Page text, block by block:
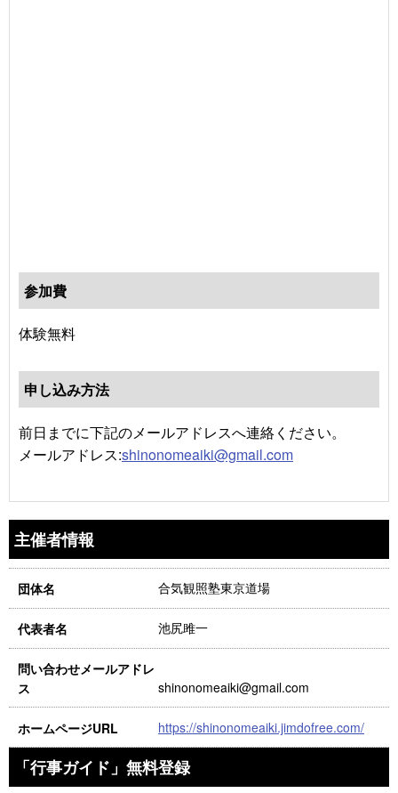
参加費
体験無料
申し込み方法
前日までに下記のメールアドレスへ連絡ください。
メールアドレス:shinonomeaiki@gmail.com
主催者情報
団体名 合気観照塾東京道場
代表者名 池尻雎一
問い合わせメールアドレ
ス
shinonomeaiki@gmail.com
ホームページURL https://shinonomeaiki.jimdofree.com/
「行事ガイド」無料登録